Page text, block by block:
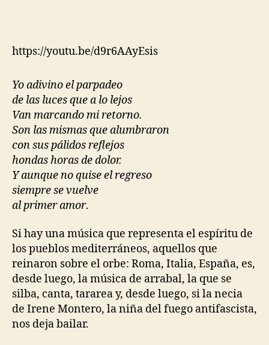
https://youtu.be/d9r6AAyEsis
Yo adivino el parpadeo
de las luces que a lo lejos
Van marcando mi retorno.
Son las mismas que alumbraron
con sus pálidos reflejos
hondas horas de dolor.
Y aunque no quise el regreso
siempre se vuelve
al primer amor.
Si hay una música que representa el espíritu de
los pueblos mediterráneos, aquellos que
reinaron sobre el orbe: Roma, Italia, España, es,
desde luego, la música de arrabal, la que se
silba, canta, tararea y, desde luego, si la necia
de Irene Montero, la niña del fuego antifascista,
nos deja bailar.